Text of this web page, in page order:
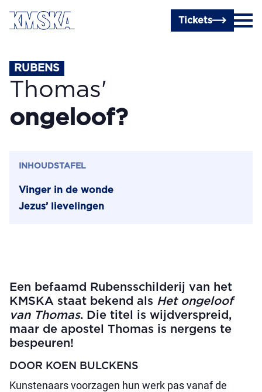
Ga naar hoofdinhoud
Tickets
RUBENS
Thomas'
ongeloof?
INHOUDSTAFEL
Vinger in de wonde
Jezus’ lievelingen
Een befaamd Rubensschilderij van het
KMSKA staat bekend als Het ongeloof
van Thomas. Die titel is wijdverspreid,
maar de apostel Thomas is nergens te
bespeuren!
DOOR KOEN BULCKENS
Kunstenaars voorzagen hun werk pas vanaf de